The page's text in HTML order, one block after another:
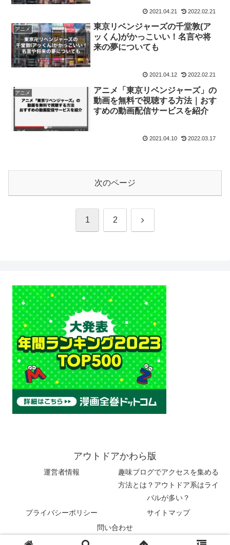
2021.04.21 2022.02.21
アニメ
東京リベンジャーズの千堂敦(ア
ッくん)がかっこいい！名言や将
来の夢についても
2021.04.12 2022.02.21
アニメ
アニメ「東京リベンジャーズ」の
動画を無料で視聴する方法｜おす
すめの動画配信サービスを紹介
2021.04.10 2022.03.17
次のページ
1 2 次
アウトドアかわら版
運営者情報
趣味ブログでアクセスを集める
方法とは？アウトドア系はライ
バルが多い？
プライバシーポリシー
サイトマップ
問い合わせ